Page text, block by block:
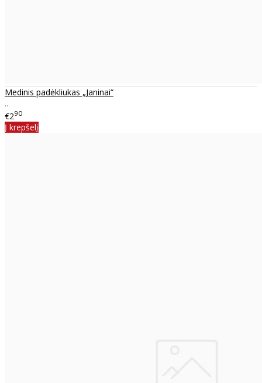
Medinis padėkliukas „Janinai“
..
€290
Į krepšelį